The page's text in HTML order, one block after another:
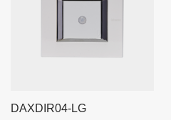
DAXDIR04-LG